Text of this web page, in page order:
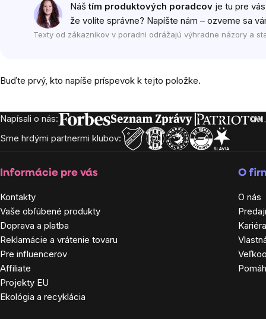
Náštím produktových poradcov je tu pre
že volíte správne? Napíšte nám – ozveme sa
Texty od zákazníkov v poradni odrážajú výhradne názory a
Buďte prvý, kto napíše príspevok k tejto položke.
Zápätie
Napísali o nás:
Sme hrdými partnermi klubov:
Informácie pre vás
Kontakty
Vaše obľúbené produkty
Doprava a platba
Reklamácie a vrátenie tovaru
Pre influencerov
Affiliate
Projekty EU
Ekológia a recyklácia
O
O nás
Kariéra